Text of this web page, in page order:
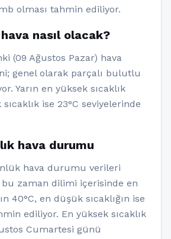
olması tahmin ediliyor.
nasıl olacak?
(09 Ağustos Pazar) hava
genel olarak parçalı bulutlu
Yarın en yüksek sıcaklık
ise 23°C seviyelerinde
hava durumu
hava durumu verileri
zaman dilimi içerisinde en
40°C, en düşük sıcaklığın ise
ediliyor. En yüksek sıcaklık
Cumartesi günü